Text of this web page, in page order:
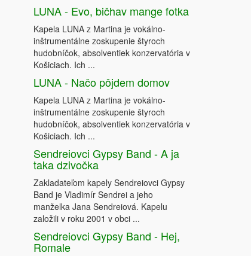
LUNA - Evo, bičhav mange fotka
Kapela LUNA z Martina je vokálno-
inštrumentálne zoskupenie štyroch
hudobníčok, absolventiek konzervatória v
Košiciach. Ich ...
LUNA - Načo pôjdem domov
Kapela LUNA z Martina je vokálno-
inštrumentálne zoskupenie štyroch
hudobníčok, absolventiek konzervatória v
Košiciach. Ich ...
Sendreiovci Gypsy Band - A ja
taka dzivočka
Zakladateľom kapely Sendreiovci Gypsy
Band je Vladimír Sendrei a jeho
manželka Jana Sendreiová. Kapelu
založili v roku 2001 v obci ...
Sendreiovci Gypsy Band - Hej,
Romale